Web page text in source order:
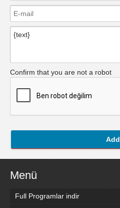
Confirm that you are not a robot
Add
Menü
Full Programlar indir